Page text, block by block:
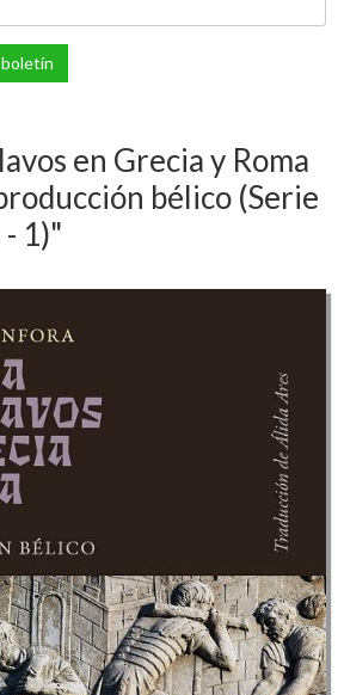
en Grecia y Roma
bélico (Serie
1)"